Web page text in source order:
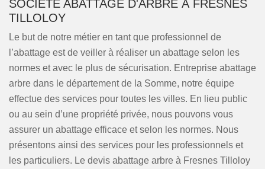
SOCIÉTÉ ABATTAGE D'ARBRE À FRESNES
TILLOLOY
Le but de notre métier en tant que professionnel de
l’abattage est de veiller à réaliser un abattage selon les
normes et avec le plus de sécurisation. Entreprise abattage
arbre dans le département de la Somme, notre équipe
effectue des services pour toutes les villes. En lieu public
ou au sein d’une propriété privée, nous pouvons vous
assurer un abattage efficace et selon les normes. Nous
présentons ainsi des services pour les professionnels et
les particuliers. Le devis abattage arbre à Fresnes Tilloloy